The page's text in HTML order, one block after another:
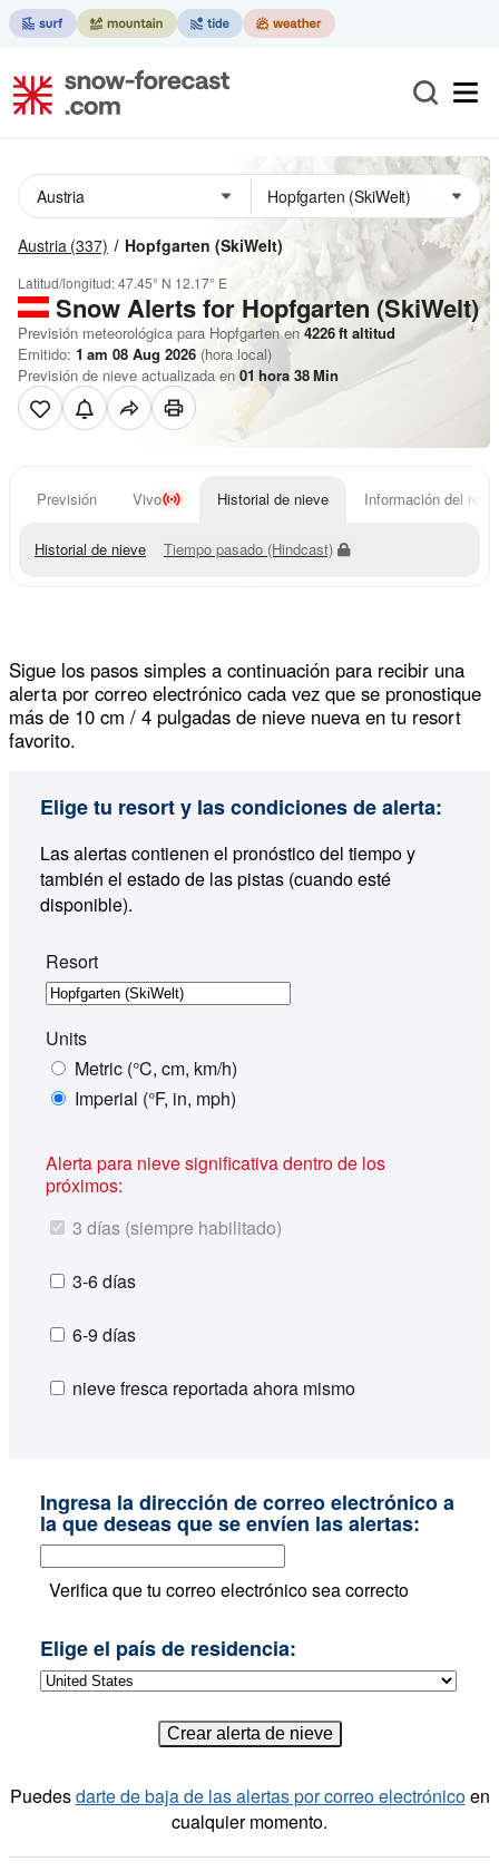
Austria (337) Hopfgarten (SkiWelt)
Latitud/longitud:47.45° N 12.17° E
Snow Alerts for Hopfgarten (SkiWelt)
Previsión meteorológica para Hopfgarten en 4226ft altitud
Emitido: 1 am 08 Aug 2026 (hora local)
Previsión de nieve actualizada en 01 hora38Min
Previsión Vivo Historial de nieve Información del
Historial de nieve Tiempo pasado (Hindcast)
Sigue los pasos simples a continuación para recibir una
alerta por correo electrónico cada vez que se pronostique
más de 10 cm / 4 pulgadas de nieve nueva en tu resort
favorito.
Elige tu resort y las condiciones de alerta:
Las alertas contienen el pronóstico del tiempo y
también el estado de las pistas (cuando esté
disponible).
Resort
Units
Metric (°C, cm, km/h)
Imperial (°F, in, mph)
Alerta para nieve significativa dentro de los
próximos:
3 días (siempre habilitado)
3-6 días
6-9 días
nieve fresca reportada ahora mismo
Ingresa la dirección de correo electrónico a
la que deseas que se envíen las alertas:
Verifica que tu correo electrónico sea correcto
Elige el país de residencia:
Puedesdarte de baja de las alertas por correo electrónicoen
cualquier momento.